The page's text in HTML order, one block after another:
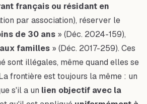
français ou résidant en
par association), réserver le
de 30 ans » (Déc. 2024-159),
familles » (Déc. 2017-259). Ces
sont illégales, même quand elles se
frontière est toujours la même : un
s'il a un lien objectif avec la